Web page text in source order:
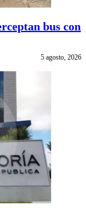
bus con
5 agosto, 2026